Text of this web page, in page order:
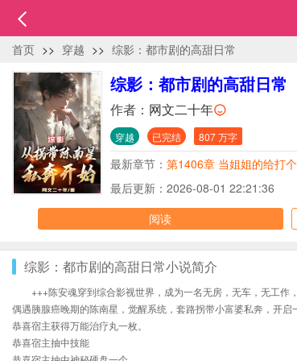
首页 >> 穿越 >> 综影：都市剧的高甜日常
综影：都市剧的高甜日常
作者： 网文二十年
穿越 已完结 807 万字
最新章节： 第1406章 当姐姐的给打
最后更新：2026-08-01 22:21:36
阅读
综影：都市剧的高甜日常小说简介
+++陈安魂穿到综合影视世界，成为一名无房，无车，无工作
偶遇胰腺癌晚期的陈南星，觉醒系统，套路拐带小富婆私奔，开启
恭喜宿主获得万能治疗丸一枚。
恭喜宿主抽中技能